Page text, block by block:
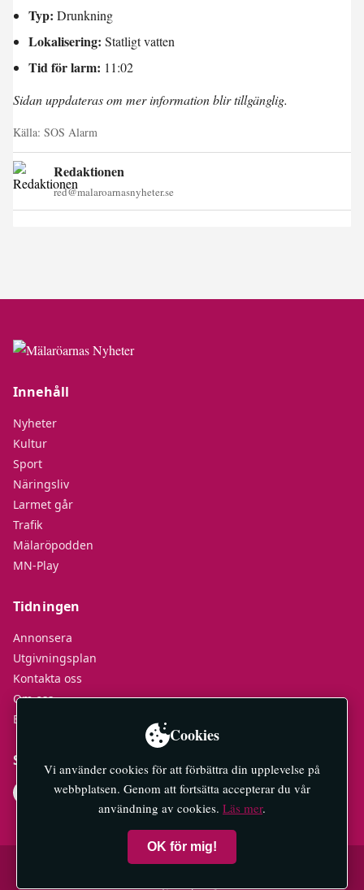
Typ: Drunkning
Lokalisering: Statligt vatten
Tid för larm: 11:02
Sidan uppdateras om mer information blir tillgänglig.
Källa: SOS Alarm
Redaktionen
red@malaroarnasnyheter.se
Innehåll
Nyheter
Kultur
Sport
Näringsliv
Larmet går
Trafik
Mälaröpodden
MN-Play
Tidningen
Annonsera
Utgivningsplan
Kontakta oss
Om oss
E-tidningar
Socialt
© 2026 Mälaröarnas Nyheter — All rights reserved.
Cookies
Vi använder cookies för att förbättra din upplevelse på
webbplatsen. Genom att fortsätta accepterar du vår
användning av cookies. Läs mer.
OK för mig!